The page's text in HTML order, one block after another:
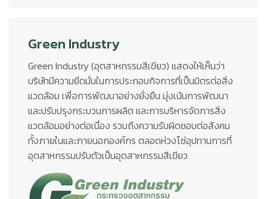
Green Industry
Green Industry (อุตสาหกรรมสีเขียว) แสดงให้เห็นว่า
บริษัทมีความยึดมั่นในการประกอบกิจการที่เป็นมิตรต่อสิ่ง
แวดล้อม เพื่อการพัฒนาอย่างยั่งยืน มุ่งเน้นการพัฒนา
และปรับปรุงกระบวนการผลิต และการบริหารจัดการสิ่ง
แวดล้อมอย่างต่อเนื่อง รวมถึงความรับผิดชอบต่อสังคม
ทั้งภายในและภายนอกองค์กร ตลอดห่วงโซ่อุปทานการที่
อุตสาหกรรมปรับตัวเป็นอุตสาหกรรมสีเขียว